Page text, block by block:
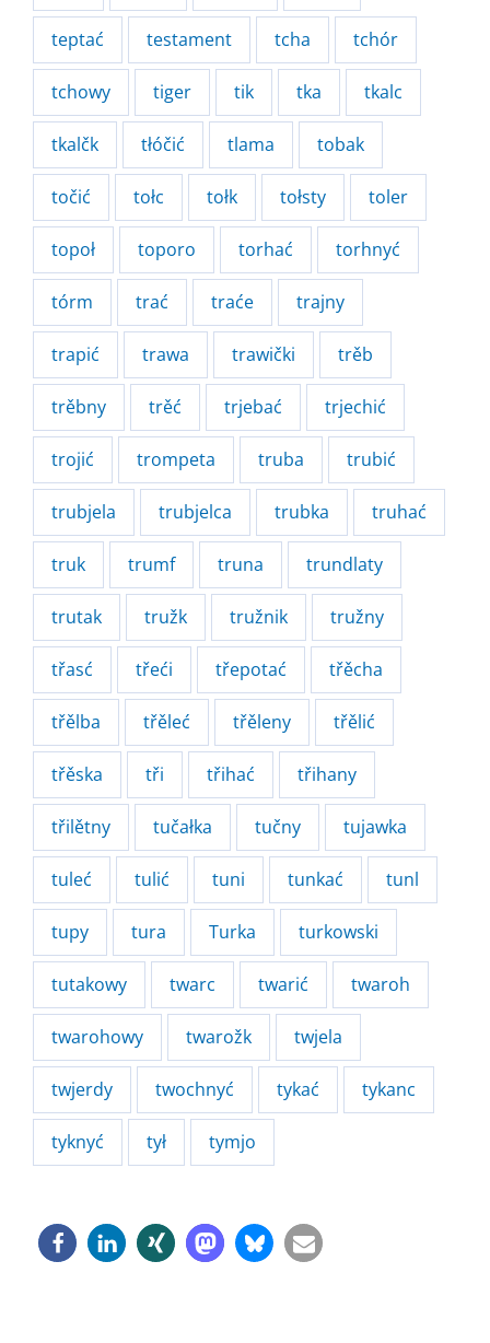
teptać testament tcha tchór
tchowy tiger tik tka tkalc
tkalčk tłóčić tlama tobak
točić tołc tołk tołsty toler
topoł toporo torhać torhnyć
tórm trać traće trajny
trapić trawa trawički trěb
trěbny trěć trjebać trjechić
trojić trompeta truba trubić
trubjela trubjelca trubka truhać
truk trumf truna trundlaty
trutak tružk tružnik tružny
třasć třeći třepotać třěcha
třělba třěleć třěleny třělić
třěska tři třihać třihany
třilětny tučałka tučny tujawka
tuleć tulić tuni tunkać tunl
tupy tura Turka turkowski
tutakowy twarc twarić twaroh
twarohowy twarožk twjela
twjerdy twochnyć tykać tykanc
tyknyć tył tymjo